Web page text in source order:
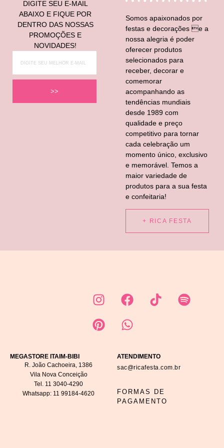
DIGITE SEU E-MAIL
ABAIXO E FIQUE POR
DENTRO DAS NOSSAS
PROMOÇÕES E
NOVIDADES!
>>
Somos apaixonados por
festas e decorações e a
nossa alegria é poder
oferecer produtos
selecionados para
receber, decorar e
comemorar
acompanhando as
tendências mundiais
desde 1989 com
qualidade e preço
competitivo para tornar
cada celebração um
momento único, exclusivo
e memorável. Temos a
maior variedade de
produtos para a sua festa
e confeitaria!
+ RICA FESTA
MEGASTORE ITAIM-BIBI
R. João Cachoeira, 1386
Vila Nova Conceição
Tel. 11 3040-4290
Whatsapp: 11 99184-4620
ATENDIMENTO
sac@ricafesta.com.br
FORMAS DE
PAGAMENTO